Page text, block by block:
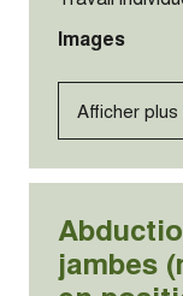
Afficher
(bras
bridge